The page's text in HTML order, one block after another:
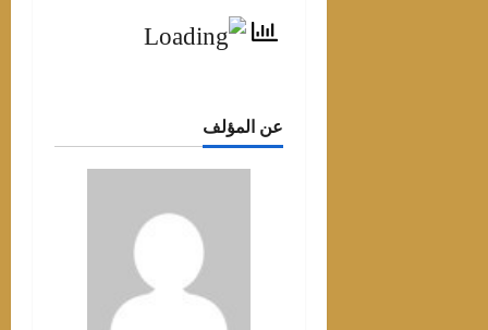
عن المؤلف